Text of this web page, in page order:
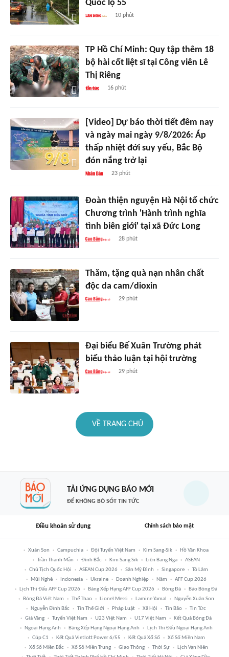
Quốc lộ 55
10 phút
TP Hồ Chí Minh: Quy tập thêm 18
bộ hài cốt liệt sĩ tại Công viên Lê
Thị Riêng
16 phút
[Video] Dự báo thời tiết đêm nay
và ngày mai ngày 9/8/2026: Áp
thấp nhiệt đới suy yếu, Bắc Bộ
đón nắng trở lại
23 phút
Đoàn thiện nguyện Hà Nội tổ chức
Chương trình 'Hành trình nghĩa
tình biên giới' tại xã Đức Long
28 phút
Thăm, tặng quà nạn nhân chất
độc da cam/dioxin
29 phút
Đại biểu Bế Xuân Trường phát
biểu thảo luận tại hội trường
29 phút
VỀ TRANG CHỦ
TẢI ỨNG DỤNG BÁO MỚI
ĐỂ KHÔNG BỎ SÓT TIN TỨC
Điều khoản sử dụng Chính sách bảo mật
Xuân Son Campuchia Đội Tuyển Việt Nam Kim Sang-Sik
Hồ Văn Khoa
Trần Thanh Mẫn
Đình Bắc Kim Sang Sik Liên Bang Nga
ASEAN
Chủ Tịch Quốc Hội
ASEAN Cup 2026 Sân Mỹ Đình Singapore
Tô Lâm
Mũi Nghê
Indonesia Ukraine Doanh Nghiệp Năm
AFF Cup 2026
Lịch Thi Đấu AFF Cup 2026
Bảng Xếp Hạng AFF Cup 2026 Bóng Đá
Báo Bóng Đá
Bóng Đá Việt Nam
Thể Thao Lionel Messi Lamine Yamal
Nguyễn Xuân Son
Nguyễn Đình Bắc
Tin Thế Giới Pháp Luật Xã Hội Tin Bão
Tin Tức
Giá Vàng
Tuyển Việt Nam U23 Việt Nam U17 Việt Nam
Kết Quả Bóng Đá
Ngoại Hạng Anh
Bảng Xếp Hạng Ngoại Hạng Anh
Lịch Thi Đấu Ngoại Hạng Anh
Cúp C1
Kết Quả Vietlott Power 6/55 Kết Quả Xổ Số
Xổ Số Miền Nam
Xổ Số Miền Bắc
Xổ Số Miền Trung Giao Thông Thời Sự
Lịch Vạn Niên